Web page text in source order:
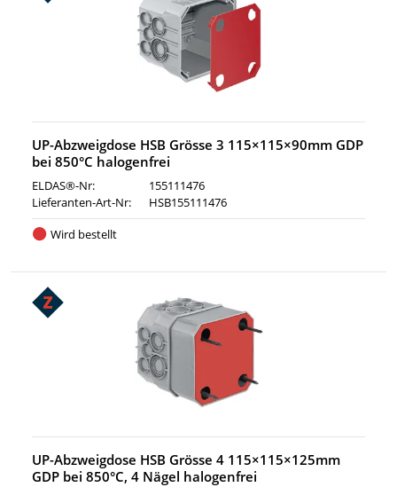
UP-Abzweigdose HSB Grösse 3 115×115×90mm GDP
bei 850°C halogenfrei
ELDAS®-Nr:
155111476
Lieferanten-Art-Nr:
HSB155111476
Wird bestellt
UP-Abzweigdose HSB Grösse 4 115×115×125mm
GDP bei 850°C, 4 Nägel halogenfrei